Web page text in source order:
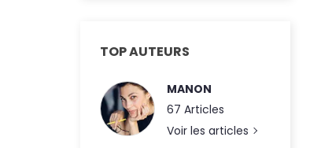
TOP AUTEURS
MANON
67 Articles
Voir les articles